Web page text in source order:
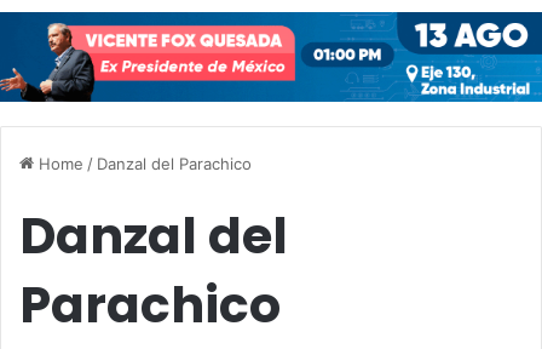
Home / Danzal del Parachico
Danzal del
Parachico